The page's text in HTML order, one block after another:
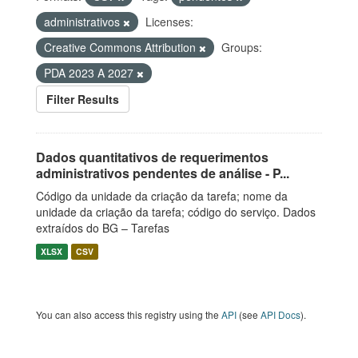
administrativos
Licenses:
Creative Commons Attribution
Groups:
PDA 2023 A 2027
Filter Results
Dados quantitativos de requerimentos
administrativos pendentes de análise - P...
Código da unidade da criação da tarefa; nome da
unidade da criação da tarefa; código do serviço. Dados
extraídos do BG – Tarefas
XLSX CSV
You can also access this registry using the API (see API Docs).